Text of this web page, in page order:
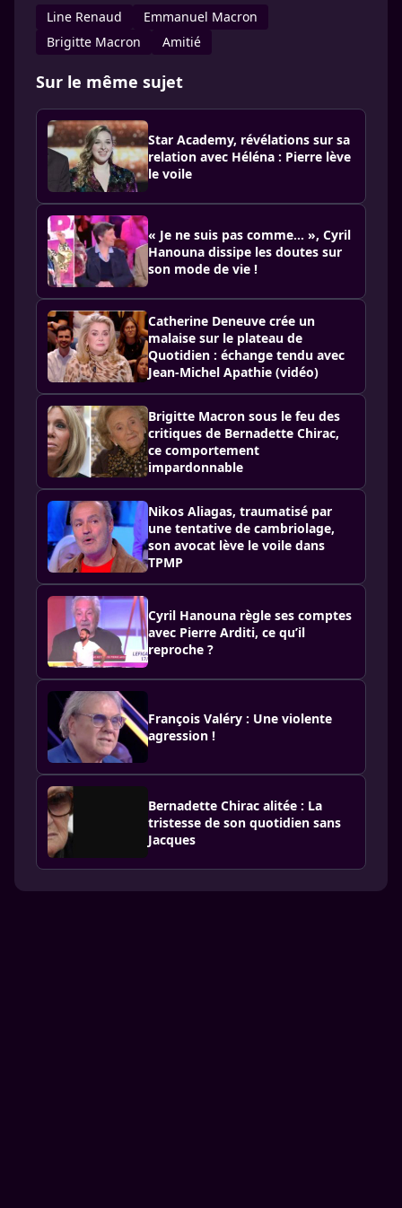
Line Renaud
Emmanuel Macron
Brigitte Macron
Amitié
Sur le même sujet
Star Academy, révélations sur sa
relation avec Héléna : Pierre lève
le voile
« Je ne suis pas comme… », Cyril
Hanouna dissipe les doutes sur
son mode de vie !
Catherine Deneuve crée un
malaise sur le plateau de
Quotidien : échange tendu avec
Jean-Michel Apathie (vidéo)
Brigitte Macron sous le feu des
critiques de Bernadette Chirac,
ce comportement
impardonnable
Nikos Aliagas, traumatisé par
une tentative de cambriolage,
son avocat lève le voile dans
TPMP
Cyril Hanouna règle ses comptes
avec Pierre Arditi, ce qu’il
reproche ?
François Valéry : Une violente
agression !
Bernadette Chirac alitée : La
tristesse de son quotidien sans
Jacques